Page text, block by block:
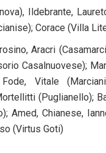
Ildebrante,
Corace (Villa
Aracri
Casalnuovese);
Vitale
(Puglianello);
Amed, Chianese,
(Virtus Goti)